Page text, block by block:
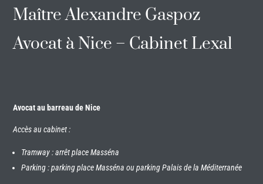
Maître Alexandre Gaspoz
Avocat à Nice – Cabinet Lexal
Avocat au barreau de Nice
Accès au cabinet :
Tramway : arrêt place Masséna
Parking : parking place Masséna ou parking Palais de la Méditerranée